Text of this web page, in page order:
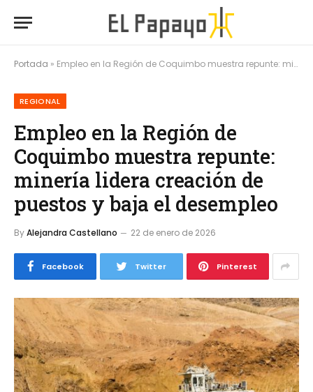
Portada » Empleo en la Región de Coquimbo muestra repunte: minería lidera creación de puestos y baja el desempleo
REGIONAL
Empleo en la Región de
Coquimbo muestra repunte:
minería lidera creación de
puestos y baja el desempleo
ByAlejandra Castellano 22 de enero de 2026
Facebook Twitter Pinterest